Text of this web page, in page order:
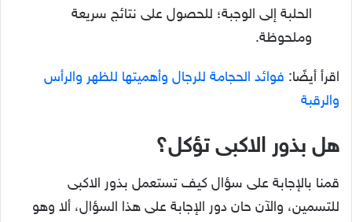
الحلبة إلى الوجبة؛ للحصول على نتائج سريعة
وملحوظة.
اقرأ أيضًا: فوائد الحجامة للرجال وأهميتها للظهر والرأس
والرقبة
هل بذور الاكبى تؤكل؟
قمنا بالإجابة على سؤال كيف تستعمل بذور الاكبى
للتسمين، والآن حان دور الإجابة على هذا السؤال، ألا وهو